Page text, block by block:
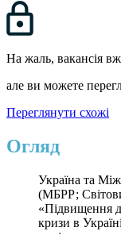
На жаль, вакансія
але ви можете
Переглянути схожі
Огляд
Україна та
(МБРР;
«Підвищення
кризи в